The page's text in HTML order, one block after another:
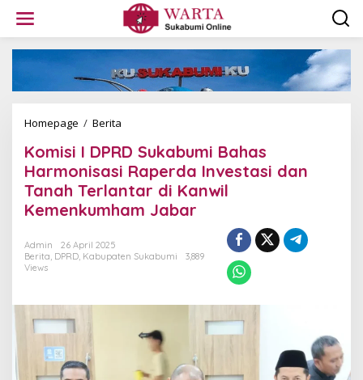
w
Homepage / Berita
m
i
s
I
R
Komisi I DPRD Sukabumi Bahas
Harmonisasi Raperda Investasi dan
Tanah Terlantar di Kanwil
Kemenkumham Jabar
Admin
26 April 2025
Berita, DPRD, Kabupaten Sukabumi
3,889
Views